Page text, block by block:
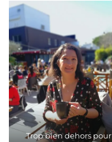
Trop bien dehors pour